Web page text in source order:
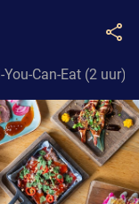
tot 23:00 uur
You-Can-Eat (2 uur)